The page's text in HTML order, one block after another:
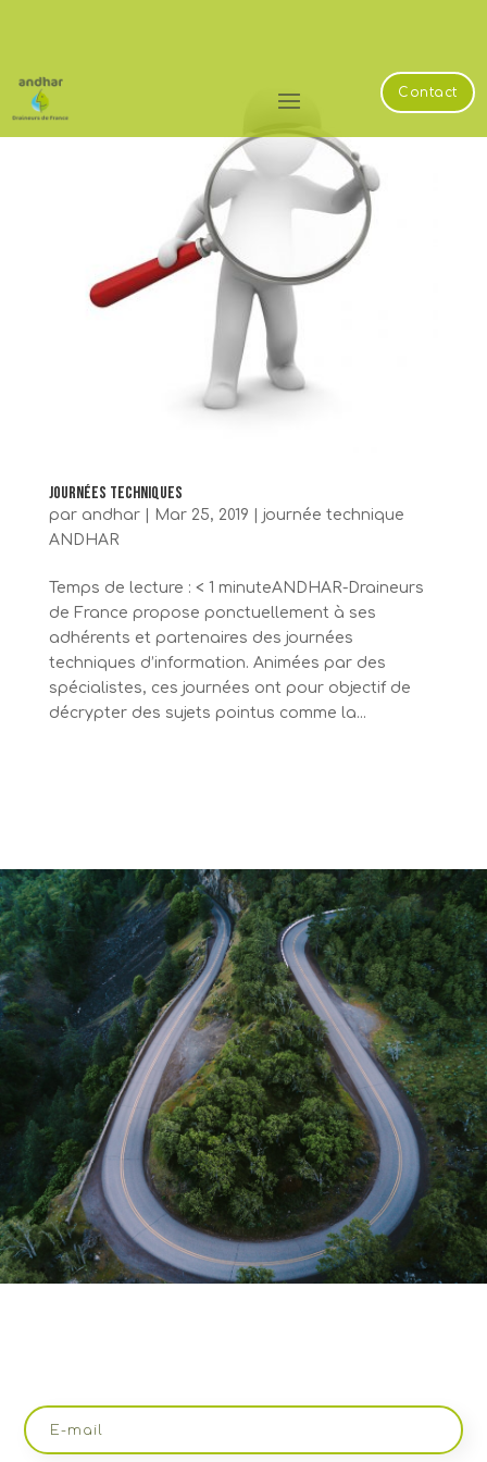
Contact
Journées techniques
par andhar| Mar 25, 2019
journée technique
ANDHAR
Temps de lecture : < 1 minuteANDHAR-Draineurs
de France propose ponctuellement à ses
adhérents et partenaires des journées
techniques d’information. Animées par des
spécialistes, ces journées ont pour objectif de
décrypter des sujets pointus comme la...